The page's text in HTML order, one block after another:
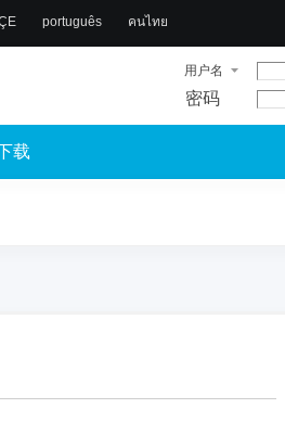
português คนไทย
用户名
密码
载